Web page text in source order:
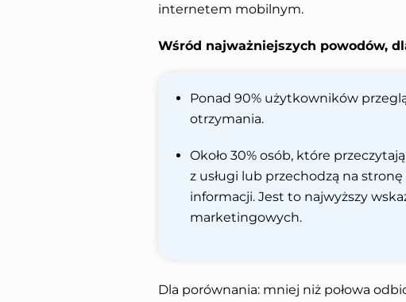
internetem mobilnym.
Wśród najważniejszych powodów,
Ponad 90% użytkowników
otrzymania.
Około 30% osób, które
z usługi lub przechodzą na
informacji. Jest to najwyższy
marketingowych.
Dla porównania: mniej niż połowa